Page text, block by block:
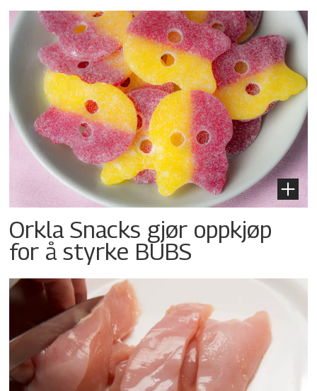
Orkla Snacks gjør oppkjøp
for å styrke BUBS